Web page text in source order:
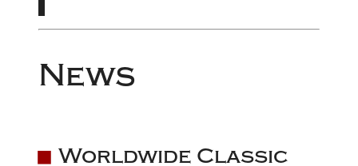
News
Worldwide Classic